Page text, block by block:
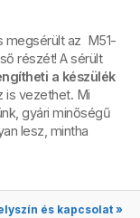
megsérült az M51-
részét! A sérült
a készülék
is vezethet. Mi
gyári minőségű
lesz, mintha
és kapcsolat »